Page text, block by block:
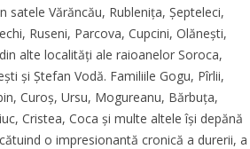
satele Vărăncău, Rublenița, Șepteleci,
Ruseni, Parcova, Cupcini, Olănești,
alte localități ale raioanelor Soroca,
și Ștefan Vodă. Familiile Gogu, Pîrlii,
Curoș, Ursu, Mogureanu, Bărbuța,
Cristea, Coca și multe altele își depănă
o impresionantă cronică a durerii, a